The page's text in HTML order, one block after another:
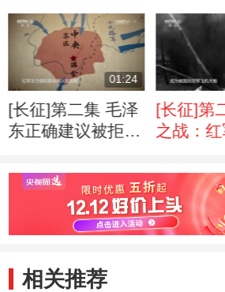
01:24
[长征]第二集 毛泽
东正确建议被拒
[长征]第
之战：
相关推荐